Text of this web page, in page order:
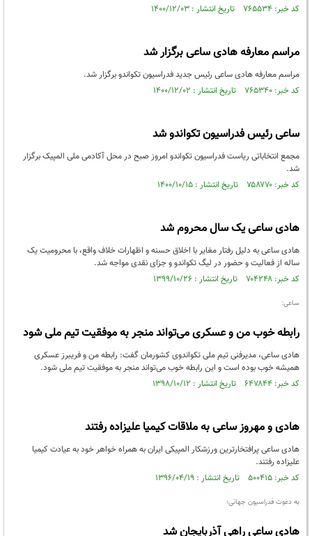
کد خبر: ۷۶۵۵۳۴ تاریخ انتشار : ۱۴۰۰/۱۲/۰۳
مراسم معارفه هادی ساعی برگزار شد
مراسم معارفه هادی ساعی رئیس جدید فدراسیون تکواندو برگزار شد.
کد خبر: ۷۶۵۳۴۰ تاریخ انتشار : ۱۴۰۰/۱۲/۰۲
ساعی رئیس فدراسیون تکواندو شد
مجمع انتخاباتی ریاست فدراسیون تکواندو امروز صبح در محل آکادمی ملی المپیک برگزار
شد.
کد خبر: ۷۵۸۷۷۰ تاریخ انتشار : ۱۴۰۰/۱۰/۱۵
هادی ساعی یک سال محروم شد
هادی ساعی به دلیل رفتار مغایر با اخلاق حسنه و اظهارات خلاف واقع، با محرومیت یک
ساله از فعالیت و حضور در لیگ تکواندو و جزای نقدی مواجه شد.
کد خبر: ۷۰۴۲۴۸ تاریخ انتشار : ۱۳۹۹/۱۰/۲۶
ساعی:
رابطه خوب من و عسکری می‌تواند منجر به موفقیت تیم ملی شود
هادی ساعی، مدیرفنی تیم ملی تکواندوی کشورمان گفت: رابطه من و فریبرز عسکری
همیشه خوب بوده است و این رابطه خوب می‌تواند منجر به موفقیت تیم ملی شود.
کد خبر: ۶۴۷۸۴۴ تاریخ انتشار : ۱۳۹۸/۱۰/۱۲
هادی و مهروز ساعی به ملاقات کیمیا علیزاده رفتند
هادی ساعی پرافتخارترین ورزشکار المپیکی ایران به همراه خواهر خود به عیادت کیمیا
علیزاده رفتند.
کد خبر: ۵۰۰۴۱۵ تاریخ انتشار : ۱۳۹۶/۰۴/۱۹
به دعوت فدراسیون جهانی؛
هادی ساعی راهی آذربایجان شد